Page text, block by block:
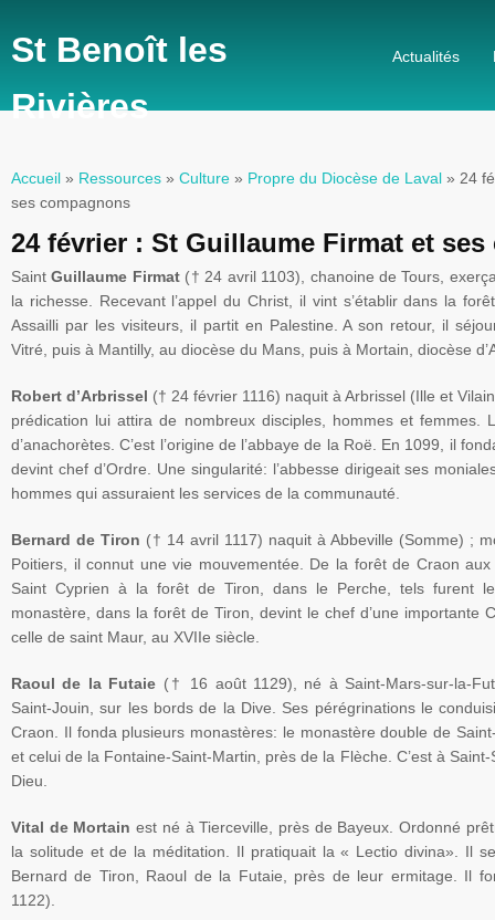
St Benoît les
Rivières
Actualités
Vous êtes ici
Accueil » Ressources » Culture » Propre du Diocèse de Laval » 24
ses compagnons
24 février : St Guillaume Firmat et
SaintGuillaume Firmat(† 24 avril 1103), chanoine de Tours,
la richesse. Recevant l’appel du Christ, il vint s’établir dans la
Assailli par les visiteurs, il partit en Palestine . A son retour, il
Vitré, puis à Mantilly, au diocèse du Mans , puis à Mortain , diocèse
Robert d’Arbrissel († 24 février 1116) naquit à Arbrissel (Ille et
prédication lui attira de nombreux disciples, hommes et
d’anachorètes . C’est l’origine de l’abbaye de la Roë . En 1099, il
devint chef d’Ordre. Une singularité: l’abbesse dirigeait ses
hommes qui assuraient les services de la communauté.
Bernard de Tiron († 14 avril 1117) naquit à Abbeville (Somme) ;
Poitiers , il connut une vie mouvementée. De la forêt de Craon
Saint Cyprien à la forêt de Tiron , dans le Perche, tels furent
monastère, dans la forêt de Tiron , devint le chef d’une importante
celle de saint Maur, au XVIIe siècle.
Raoul de la Futaie († 16 août 1129), né à Saint-Mars-sur-la-
Saint-Jouin , sur les bords de la Dive. Ses pérégrinations le
Craon . Il fonda plusieurs monastères: le monastère double de
et celui de la Fontaine-Saint-Martin , près de la Flèche. C’est à Saint-
Dieu.
Vital de Mortain est né àTierceville , près de Bayeux . Ordonné
la solitude et de la méditation. Il pratiquait la « Lectio divina». Il
Bernard de Tiron Raoul de la Futaie, près de leur ermitage. Il
1122).